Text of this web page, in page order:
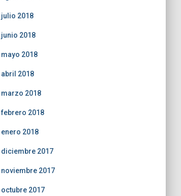
julio 2018
junio 2018
mayo 2018
abril 2018
marzo 2018
febrero 2018
enero 2018
diciembre 2017
noviembre 2017
octubre 2017